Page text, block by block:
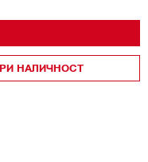
НАЛИЧНОСТ